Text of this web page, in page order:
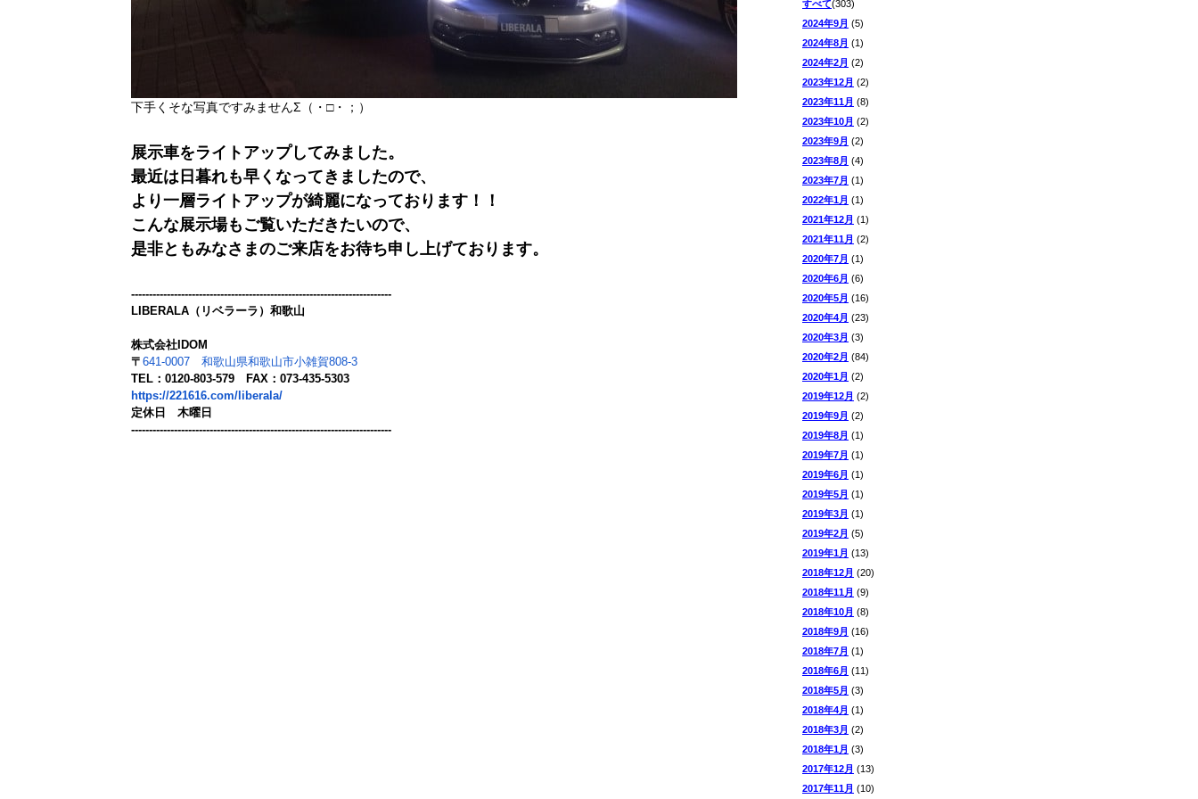
下手くそな写真ですみませんΣ（・□・；）
展示車をライトアップしてみました。
最近は日暮れも早くなってきましたので、
より一層ライトアップが綺麗になっております！！
こんな展示場もご覧いただきたいので、
是非ともみなさまのご来店をお待ち申し上げております。
-------------------------------------------------------------------------
LIBERALA（リベラーラ）和歌山
株式会社IDOM
〒 641-0007 和歌山県和歌山市小雑賀808-3
TEL：0120-803-579 FAX：073-435-5303
https://221616.com/liberala/
定休日 木曜日
-------------------------------------------------------------------------
すべて(303)
2024年9月 (5)
2024年8月 (1)
2024年2月 (2)
2023年12月 (2)
2023年11月 (8)
2023年10月 (2)
2023年9月 (2)
2023年8月 (4)
2023年7月 (1)
2022年1月 (1)
2021年12月 (1)
2021年11月 (2)
2020年7月 (1)
2020年6月 (6)
2020年5月 (16)
2020年4月 (23)
2020年3月 (3)
2020年2月 (84)
2020年1月 (2)
2019年12月 (2)
2019年9月 (2)
2019年8月 (1)
2019年7月 (1)
2019年6月 (1)
2019年5月 (1)
2019年3月 (1)
2019年2月 (5)
2019年1月 (13)
2018年12月 (20)
2018年11月 (9)
2018年10月 (8)
2018年9月 (16)
2018年7月 (1)
2018年6月 (11)
2018年5月 (3)
2018年4月 (1)
2018年3月 (2)
2018年1月 (3)
2017年12月 (13)
2017年11月 (10)